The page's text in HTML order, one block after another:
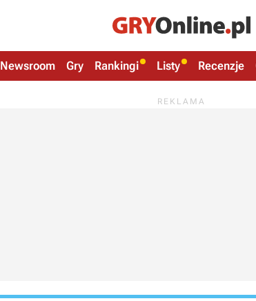
Newsroom Gry Rankingi Listy Recenzje